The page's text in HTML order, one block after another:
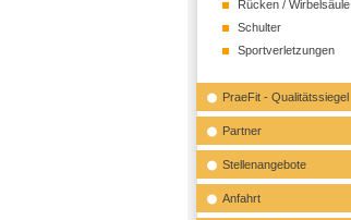
Rücken / Wirbelsäule
Schulter
Sportverletzungen
PraeFit - Qualitätssiegel
Partner
Stellenangebote
Anfahrt